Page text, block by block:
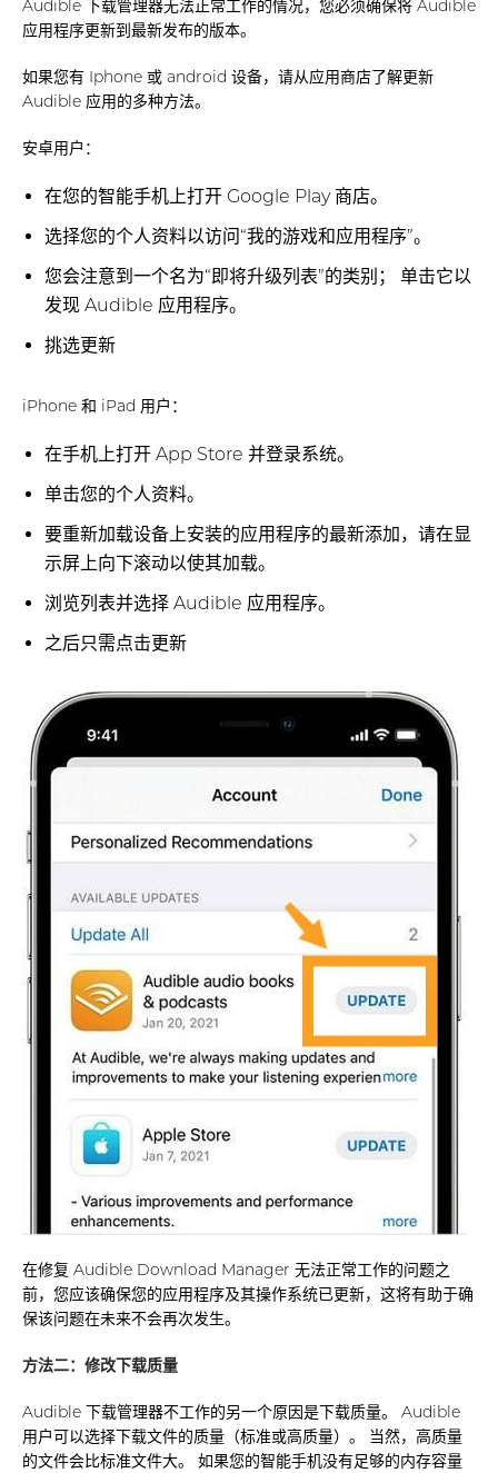
Audible 下载管理器无法正常工作的情况，您必须确保将 Audible
应用程序更新到最新发布的版本。
如果您有 Iphone 或 android 设备，请从应用商店了解更新
Audible 应用的多种方法。
安卓用户：
在您的智能手机上打开 Google Play 商店。
选择您的个人资料以访问“我的游戏和应用程序”。
您会注意到一个名为“即将升级列表”的类别； 单击它以
发现 Audible 应用程序。
挑选更新
iPhone 和 iPad 用户：
在手机上打开 App Store 并登录系统。
单击您的个人资料。
要重新加载设备上安装的应用程序的最新添加，请在显
示屏上向下滚动以使其加载。
浏览列表并选择 Audible 应用程序。
之后只需点击更新
在修复 Audible Download Manager 无法正常工作的问题之
前，您应该确保您的应用程序及其操作系统已更新，这将有助于确
保该问题在未来不会再次发生。
方法二：修改下载质量
Audible 下载管理器不工作的另一个原因是下载质量。 Audible
用户可以选择下载文件的质量（标准或高质量）。 当然，高质量
的文件会比标准文件大。 如果您的智能手机没有足够的内存容量